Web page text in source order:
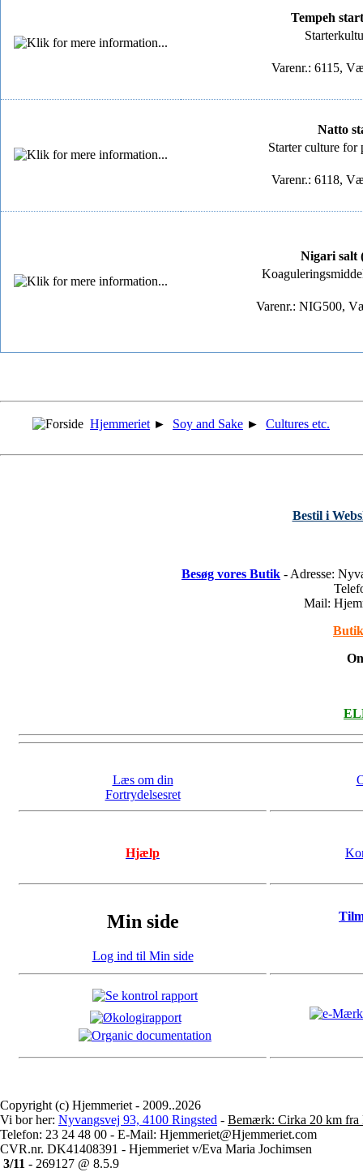
Tempeh
Varenr.: 6115,
Natto
Starter culture for
Varenr.: 6118,
Nigari salt
Varenr.: NIG500,
Hjemmeriet ► Soy and Sake ► Cultures etc.
Bestil i
Besøg vores Butik - Adresse:
Mail:
Læs om din
Fortrydelsesret
Hjælp
Min side
Log ind til Min side
Copyright (c) Hjemmeriet - 2009..2026
Vi bor her: Nyvangsvej 93, 4100 Ringsted - Bemærk: Cirka 20 km fra
Telefon: 23 24 48 00 - E-Mail: Hjemmeriet@Hjemmeriet.com
CVR.nr. DK41408391 - Hjemmeriet v/Eva Maria Jochimsen
3/11 - 269127 @ 8.5.9